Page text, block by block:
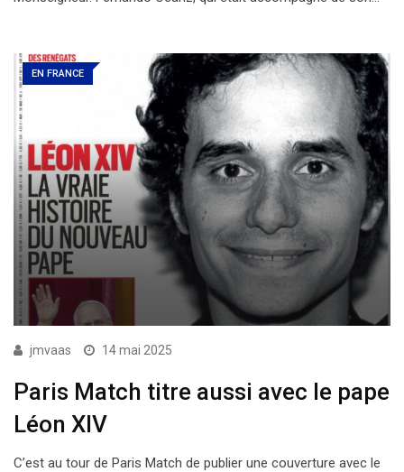
EN FRANCE
jmvaas 14 mai 2025
Paris Match titre aussi avec le pape
Léon XIV
C’est au tour de Paris Match de publier une couverture avec le